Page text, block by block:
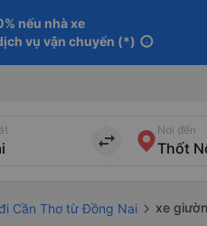
nếu nhà xe
vụ vận chuyển (*) info
import_export
Nơi đến
Cần Thơ từ Đồng Nai xe